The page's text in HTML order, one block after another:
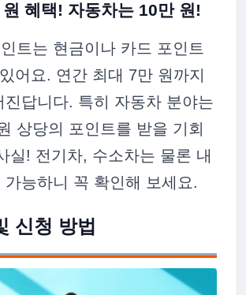
혜택! 자동차는 10만 원!
트는 현금이나 카드 포인트
어요. 연간 최대 7만 원까지
진답니다. 특히 자동차 분야는
상당의 포인트를 받을 기회
실! 전기차, 수소차는 물론 내
가능하니 꼭 확인해 보세요.
신청 방법